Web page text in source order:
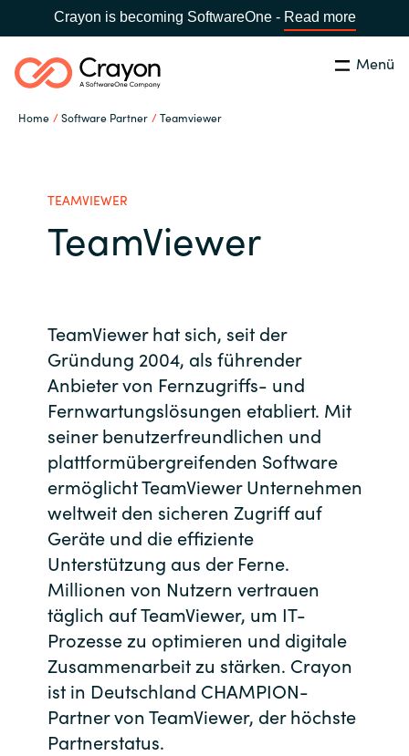
Crayon is becoming SoftwareOne - Read more
Menü
Home Software Partner Teamviewer
Global site
Australia
Austria
Bulgaria
Czechia
Denmark
Estonia
Finland
France
Germany
Suchen Schließen
Software Partner
Ressourcen
IT Campus - Customer Trainings
Über uns
Kontakt
Karriere
Channel Partner
TEAMVIEWER
TeamViewer
TeamViewer hat sich, seit der
Gründung 2004, als führender
Anbieter von Fernzugriffs- und
Fernwartungslösungen etabliert. Mit
seiner benutzerfreundlichen und
plattformübergreifenden Software
ermöglicht TeamViewer Unternehmen
weltweit den sicheren Zugriff auf
Geräte und die effiziente
Unterstützung aus der Ferne.
Millionen von Nutzern vertrauen
täglich auf TeamViewer, um IT-
Prozesse zu optimieren und digitale
Zusammenarbeit zu stärken. Crayon
ist in Deutschland CHAMPION-
Partner von TeamViewer, der höchste
Partnerstatus.